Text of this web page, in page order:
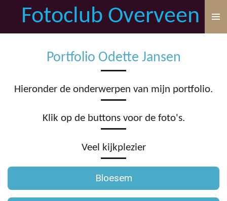
direct
naar
hoofdinhoud
Fotoclub Overveen
Portfolio Odette Jansen
Hieronder de onderwerpen van mijn portfolio.
Klik op de buttons voor de foto's.
Veel kijkplezier
Bloesem